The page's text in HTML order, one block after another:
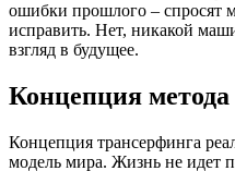
ошибки прошлого – спросят
исправить. Нет, никакой
взгляд в будущее.
Концепция метода
Концепция трансерфинга
модель мира. Жизнь не идет